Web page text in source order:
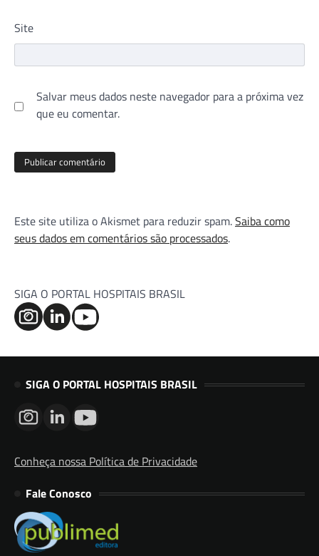
Site
Salvar meus dados neste navegador para a próxima vez
que eu comentar.
Este site utiliza o Akismet para reduzir spam.Saiba como
seus dados em comentários são processados.
SIGA O PORTAL HOSPITAIS BRASIL
SIGA O PORTAL HOSPITAIS BRASIL
Conheça nossa Política de Privacidade
Fale Conosco